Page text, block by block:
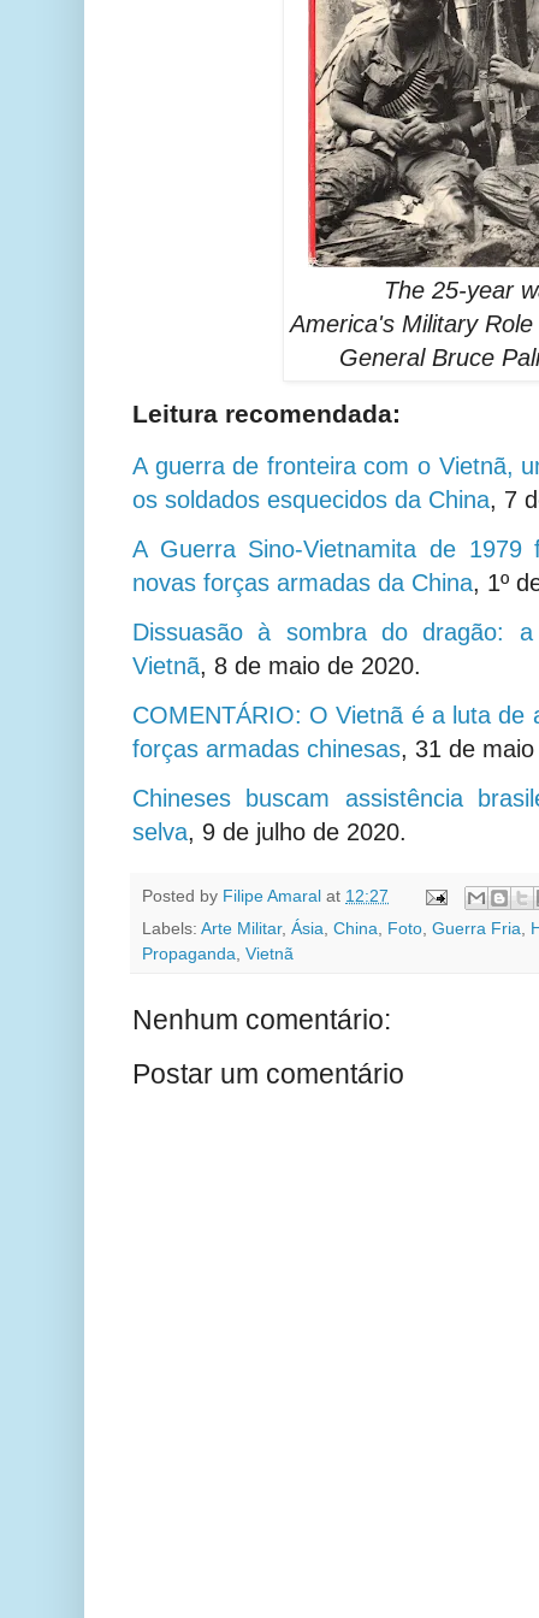
The 25-year
America's Military
General Bruce
Leitura recomendada:
A guerra de fronteira com o Vietnã,
os soldados esquecidos da China, 7
A Guerra Sino-Vietnamita de
novas forças armadas da China, 1º
Dissuasão à sombra do dragão:
Vietnã, 8 de maio de 2020.
COMENTÁRIO: O Vietnã é a luta de
forças armadas chinesas, 31 de
Chineses buscam assistência
selva, 9 de julho de 2020.
Posted by Filipe Amaral at 12:27
Labels: Arte Militar, Ásia China Foto Guerra Fria
Propaganda Vietnã
Nenhum comentário:
Postar um comentário